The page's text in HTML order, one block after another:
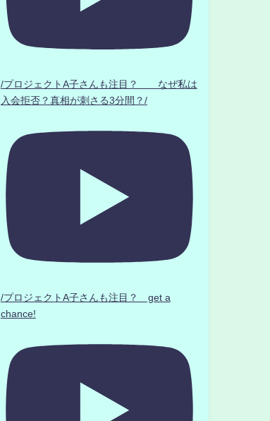
/プロジェクトA子さんも注目？ なぜ私は
入会拒否？真相が刺さる3分間？/
/プロジェクトA子さんも注目？ get a
chance!